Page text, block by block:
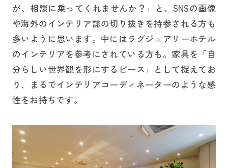
が、相談に乗ってくれませんか？」と、SNSの画像
や海外のインテリア誌の切り抜きを持参される方も
多いように思います。中にはラグジュアリーホテル
のインテリアを参考にされている方も。家具を「自
分らしい世界観を形にするピース」として捉えてお
り、まるでインテリアコーディネーターのような感
性をお持ちです。